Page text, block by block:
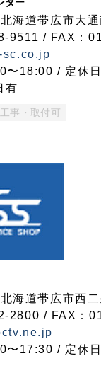
海道帯広市大
9511 / FAX：
sc.co.jp
〜18:00 / 定休
有
工事・取付可
海道帯広市西二
2800 / FAX：
〜17:30 / 定休